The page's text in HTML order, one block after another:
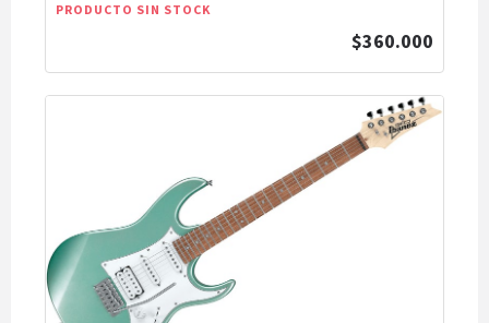
PRODUCTO SIN STOCK
$360.000